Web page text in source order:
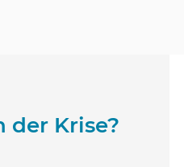
der Krise?